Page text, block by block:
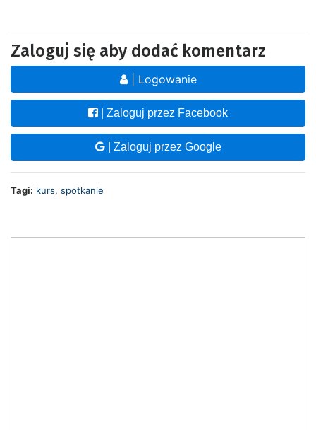
Zaloguj się aby dodać komentarz
| Logowanie
| Zaloguj przez Facebook
| Zaloguj przez Google
Tagi: kurs, spotkanie